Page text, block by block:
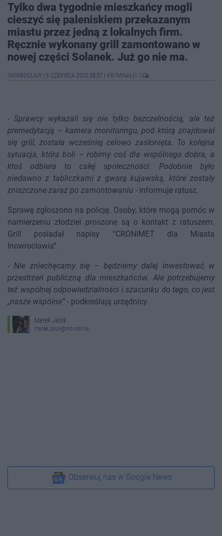
Tylko dwa tygodnie mieszkańcy mogli
cieszyć się paleniskiem przekazanym
miastu przez jedną z lokalnych firm.
Ręcznie wykonany grill zamontowano w
nowej części Solanek. Już go nie ma.
INOWROCŁAW 6 CZERWCA 2025 08:57 KRYMINAŁKI
-Sprawcy wykazali się nie tylko bezczelnością, ale też
premedytacją – kamera monitoringu, pod którą znajdował
się grill, została wcześniej celowo zasłonięta. To kolejna
sytuacja, która boli – robimy coś dla wspólnego dobra, a
ktoś odbiera to całej społeczności. Podobnie było
niedawno z tabliczkami z gwarą kujawską, które zostały
zniszczone zaraz po zamontowaniu - informuje ratusz.
Sprawę zgłoszono na policję. Osoby, które mogą pomóc w
namierzeniu złodziei proszone są o kontakt z ratuszem.
Grill posiadał napisy “CRONIMET dla Miasta
Inowrocławia”.
- Nie zniechęcamy się – będziemy dalej inwestować w
przestrzeń publiczną dla mieszkańców. Ale potrzebujemy
też wspólnej odpowiedzialności i szacunku do tego, co jest
„nasze wspólne” - podkreślają urzędnicy.
Marek Jasik
marek.jasik@ino.online
Obserwuj nas w Google News